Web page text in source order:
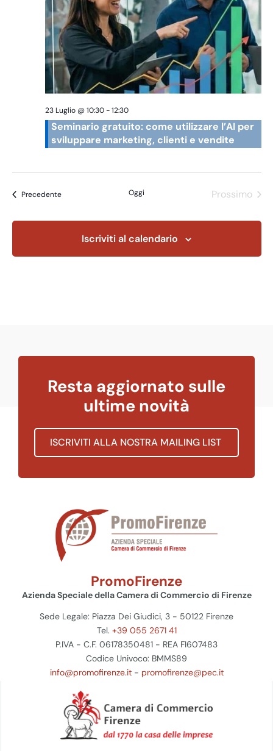
23 Luglio @ 10:30-12:30
Seminario gratuito: come utilizzare l’AI per
sviluppare marketing, clienti e vendite
PrecedenteEventi Oggi
Prossimo
Iscriviti al calendario
Resta aggiornato sulle
ultime novità
ISCRIVITI ALLA NOSTRA MAILING LIST
PromoFirenze
Azienda Speciale della Camera di Commercio di Firenze
Sede Legale: Piazza Dei Giudici, 3 - 50122 Firenze
Tel. +39 055 2671 41
P.IVA - C.F. 06178350481 - REA FI607483
Codice Univoco: BMMS89
info@promofirenze.it- promofirenze@pec.it